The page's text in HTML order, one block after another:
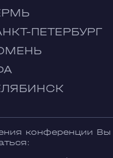
ПЕТЕРБУРГ
конференции Вы